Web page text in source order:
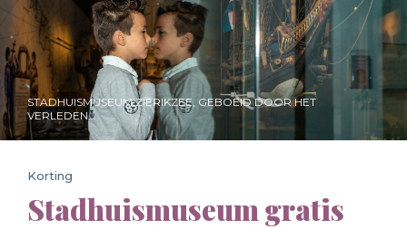
STADHUISMUSEUM ZIERIKZEE, GEBOEID DOOR HET
VERLEDEN...
Korting
Stadhuismuseum gratis